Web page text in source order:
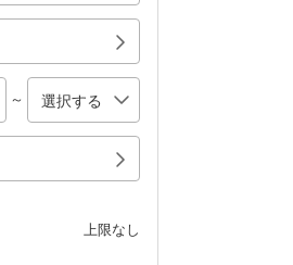
～
上限なし